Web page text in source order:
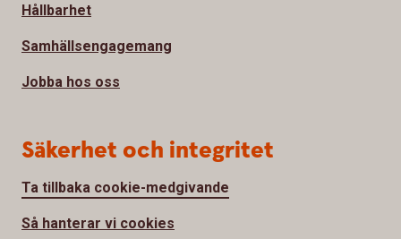
Hållbarhet
Samhällsengagemang
Jobba hos oss
Säkerhet och integritet
Ta tillbaka cookie-medgivande
Så hanterar vi cookies